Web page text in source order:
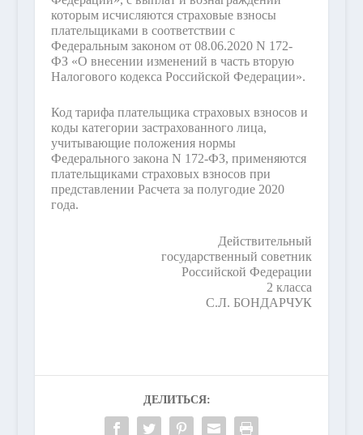
которым исчисляются страховые взносы
плательщиками в соответствии с
Федеральным законом от 08.06.2020 N 172-
ФЗ «О внесении изменений в часть вторую
Налогового кодекса Российской Федерации».
Код тарифа плательщика страховых взносов и
коды категории застрахованного лица,
учитывающие положения нормы
Федерального закона N 172-ФЗ, применяются
плательщиками страховых взносов при
представлении Расчета за полугодие 2020
года.
Действительный
государственный советник
Российской Федерации
2 класса
С.Л. БОНДАРЧУК
ДЕЛИТЬСЯ: